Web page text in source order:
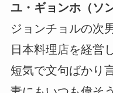
ユ・ギョンホ（ソ
ジョンチョルの次
日本料理店を経営
短気で文句ばかり